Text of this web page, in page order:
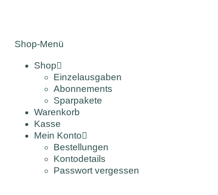
Shop-Menü
Shop
Einzelausgaben
Abonnements
Sparpakete
Warenkorb
Kasse
Mein Konto
Bestellungen
Kontodetails
Passwort vergessen